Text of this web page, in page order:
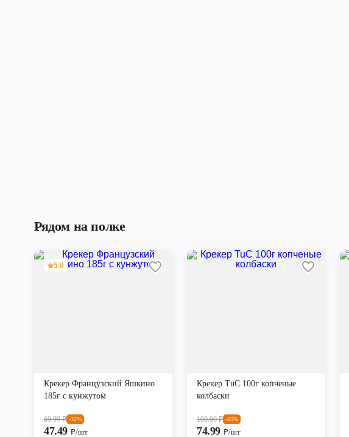
Рядом на полке
5.0
Крекер Французский Яшкино
185г с кунжутом
69.99₽ -32%
47.49 ₽/шт
Крекер TuC 100г копченые
колбаски
100.00₽ -25%
74.99 ₽/шт